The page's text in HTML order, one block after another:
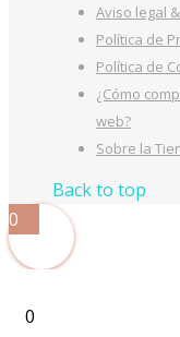
Aviso legal
Política de
Política de
¿Cómo
web?
Sobre la
Back to top
0
0